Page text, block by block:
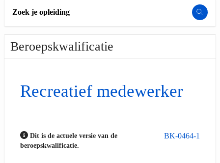
Zoek je opleiding
Beroepskwalificatie
Recreatief medewerker
BK-0464-1
Dit is de actuele versie van de
beroepskwalificatie.